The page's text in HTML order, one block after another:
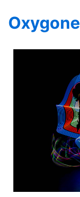
Oxygone